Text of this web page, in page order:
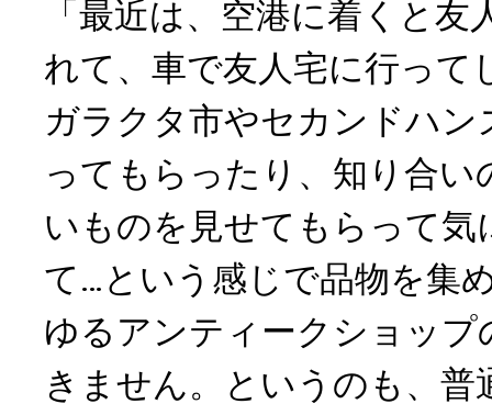
「最近は、空港に着くと
れて、車で友人宅に行って
ガラクタ市やセカンドハ
ってもらったり、知り合い
いものを見せてもらって気
て…という感じで品物を集
ゆるアンティークショッ
きません。というのも、普